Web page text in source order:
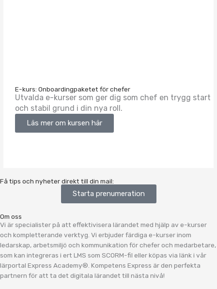
E-kurs: Onboardingpaketet för chefer
Utvalda e-kurser som ger dig som chef en trygg start
och stabil grund i din nya roll.
Läs mer om kursen här
Få tips och nyheter direkt till din mail:
Starta prenumeration
Om oss
Vi är specialister på att effektivisera lärandet med hjälp av e-kurser
och kompletterande verktyg. Vi erbjuder färdiga e-kurser inom
ledarskap, arbetsmiljö och kommunikation för chefer och medarbetare,
som kan integreras i ert LMS som SCORM-fil eller köpas via länk i vår
lärportal Express Academy®. Kompetens Express är den perfekta
partnern för att ta det digitala lärandet till nästa nivå!